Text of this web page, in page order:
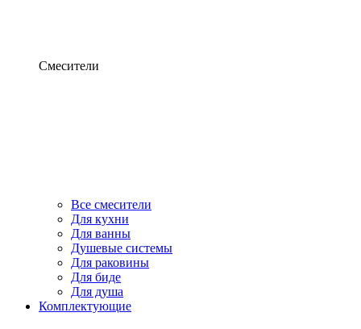
Смесители
Все смесители
Для кухни
Для ванны
Душевые системы
Для раковины
Для биде
Для душа
Комплектующие